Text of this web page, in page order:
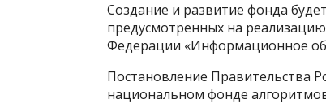
Создание и развитие фонда
предусмотренных на
Федерации «Информационное
Постановление Правительства
национальном фонде